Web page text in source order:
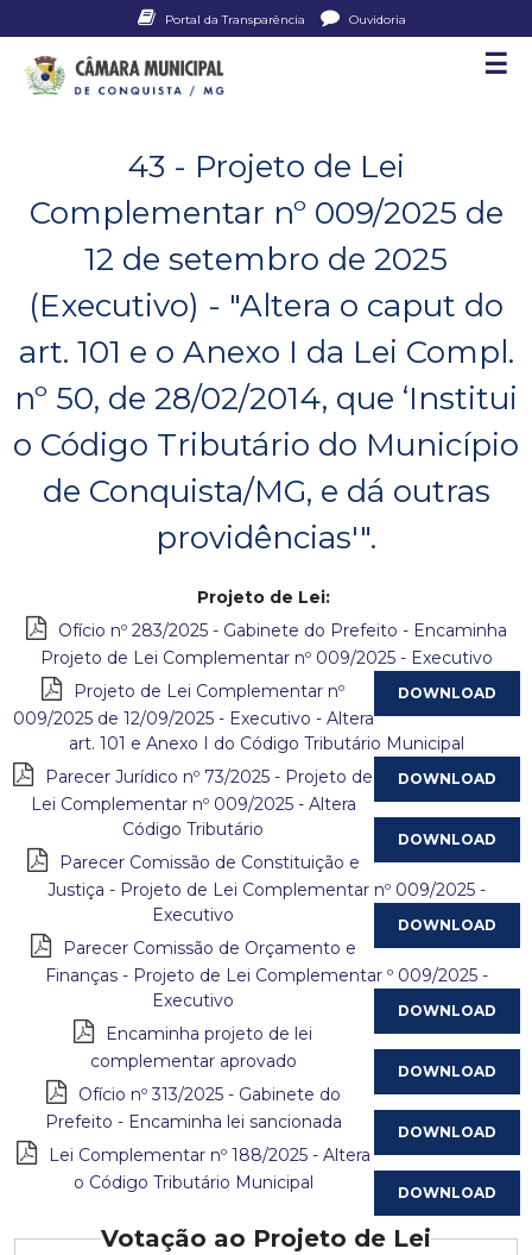
Pular
o
Portal da Transparência Ouvidoria
C
a
a
M
u
n
i
p
a
e
C
o
q
u
s
☰
43 - Projeto de Lei
Complementar nº 009/2025 de
12 de setembro de 2025
(Executivo) - "Altera o caput do
art. 101 e o Anexo I da Lei Compl.
nº 50, de 28/02/2014, que ‘Institui
o Código Tributário do Município
de Conquista/MG, e dá outras
providências'".
Projeto de Lei:
Ofício nº 283/2025 - Gabinete do Prefeito - Encaminha
Projeto de Lei Complementar nº 009/2025 - Executivo
Projeto de Lei Complementar nº
009/2025 de 12/09/2025 - Executivo - Altera
art. 101 e Anexo I do Código Tributário Municipal
Parecer Jurídico nº 73/2025 - Projeto de
Lei Complementar nº 009/2025 - Altera
Código Tributário
Parecer Comissão de Constituição e
Justiça - Projeto de Lei Complementar nº 009/2025 -
Executivo
Parecer Comissão de Orçamento e
Finanças - Projeto de Lei Complementar º 009/2025 -
Executivo
Encaminha projeto de lei
complementar aprovado
Ofício nº 313/2025 - Gabinete do
Prefeito - Encaminha lei sancionada
Lei Complementar nº 188/2025 - Altera
o Código Tributário Municipal
Votação ao Projeto de Lei